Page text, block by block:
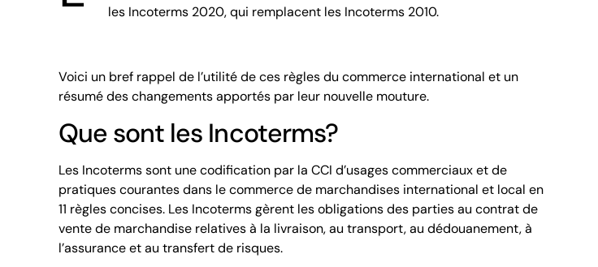
les Incoterms 2020, qui remplacent les Incoterms 2010.
Voici un bref rappel de l’utilité de ces règles du commerce international et un
résumé des changements apportés par leur nouvelle mouture.
Que sont les Incoterms?
Les Incoterms sont une codification par la CCI d’usages commerciaux et de
pratiques courantes dans le commerce de marchandises international et local en
11 règles concises. Les Incoterms gèrent les obligations des parties au contrat de
vente de marchandise relatives à la livraison, au transport, au dédouanement, à
l’assurance et au transfert de risques.